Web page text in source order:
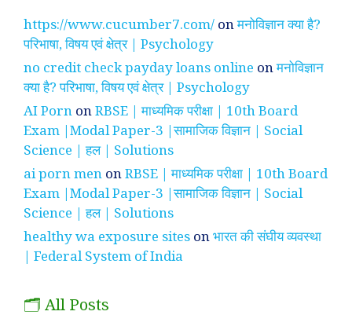
https://www.cucumber7.com/ onमनोविज्ञान क्या है?
परिभाषा, विषय एवं क्षेत्र | Psychology
no credit check payday loans online onमनोविज्ञान
क्या है? परिभाषा, विषय एवं क्षेत्र | Psychology
AI Porn onRBSE | माध्यमिक परीक्षा | 10th Board
Exam |Modal Paper-3 |सामाजिक विज्ञान | Social
Science | हल | Solutions
ai porn men onRBSE | माध्यमिक परीक्षा | 10th Board
Exam |Modal Paper-3 |सामाजिक विज्ञान | Social
Science | हल | Solutions
healthy wa exposure sites onभारत की संघीय व्यवस्था
| Federal System of India
🗂️ All Posts